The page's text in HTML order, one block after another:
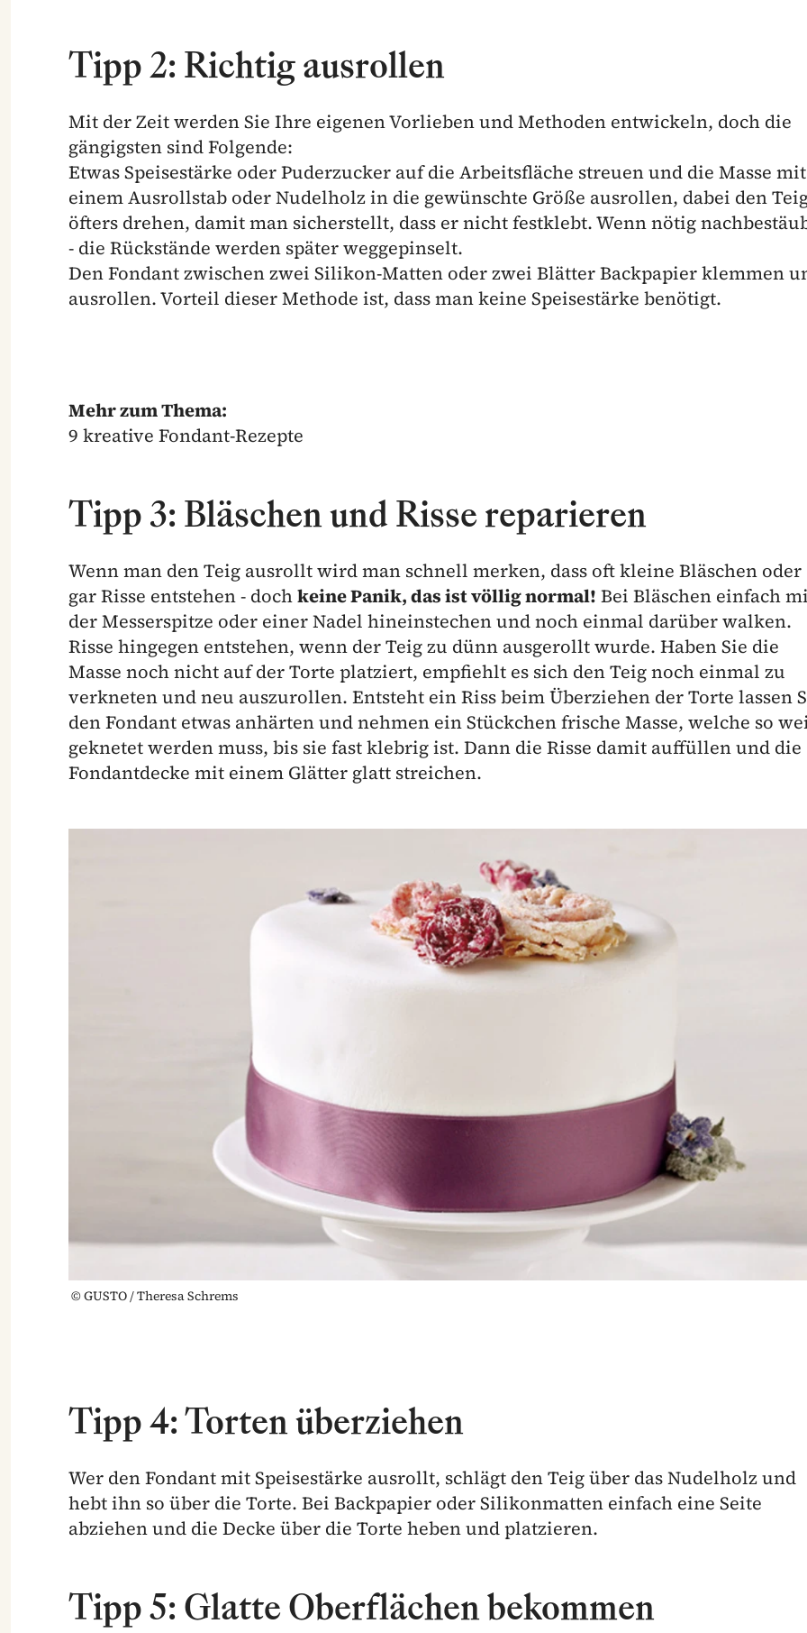
Tipp 2: Richtig ausrollen
Mit der Zeit werden Sie Ihre eigenen Vorlieben und Methoden entwickeln, doch die
gängigsten sind Folgende:
Etwas Speisestärke oder Puderzucker auf die Arbeitsfläche streuen und die Masse mit
einem Ausrollstab oder Nudelholz in die gewünschte Größe ausrollen, dabei den
öfters drehen, damit man sicherstellt, dass er nicht festklebt. Wenn nötig
- die Rückstände werden später weggepinselt.
Den Fondant zwischen zwei Silikon-Matten oder zwei Blätter Backpapier klemmen
ausrollen. Vorteil dieser Methode ist, dass man keine Speisestärke benötigt.
Mehr zum Thema:
9 kreative Fondant-Rezepte
Tipp 3: Bläschen und Risse reparieren
Wenn man den Teig ausrollt wird man schnell merken, dass oft kleine Bläschen oder
gar Risse entstehen - dochkeine Panik, das ist völlig normal! Bei Bläschen einfach
der Messerspitze oder einer Nadel hineinstechen und noch einmal darüber walken.
Risse hingegen entstehen, wenn der Teig zu dünn ausgerollt wurde. Haben Sie die
Masse noch nicht auf der Torte platziert, empfiehlt es sich den Teig noch einmal zu
verkneten und neu auszurollen. Entsteht ein Riss beim Überziehen der Torte lassen
den Fondant etwas anhärten und nehmen ein Stückchen frische Masse, welche so
geknetet werden muss, bis sie fast klebrig ist. Dann die Risse damit auffüllen und die
Fondantdecke mit einem Glätter glatt streichen.
©GUSTO / Theresa Schrems
Tipp 4: Torten überziehen
Wer den Fondant mit Speisestärke ausrollt, schlägt den Teig über das Nudelholz und
hebt ihn so über die Torte. Bei Backpapier oder Silikonmatten einfach eine Seite
abziehen und die Decke über die Torte heben und platzieren.
Tipp 5: Glatte Oberflächen bekommen